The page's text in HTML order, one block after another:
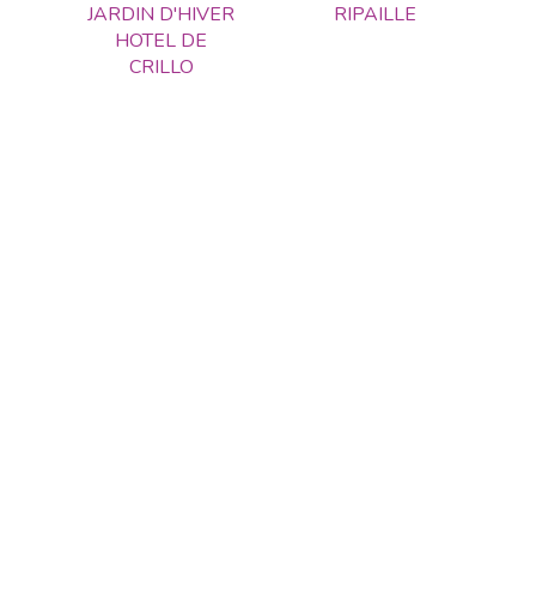
JARDIN D'HIVER
HOTEL DE
CRILLO
RIPAILLE